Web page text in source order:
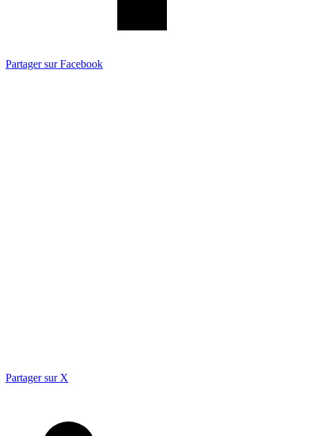
Partager sur Facebook
Partager sur X